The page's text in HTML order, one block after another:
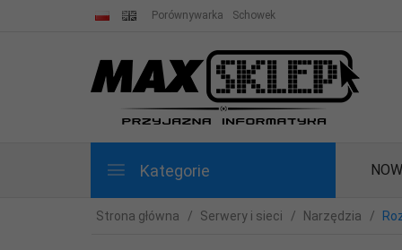
Porównywarka Schowek
Kategorie
Strona główna Serwery i sieci Narzędzia